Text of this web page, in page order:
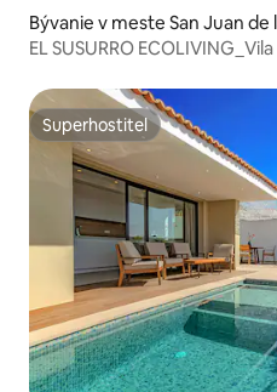
Bývanie v meste San Juan de
EL SUSURRO
Superhostiteľ
Superhostiteľ